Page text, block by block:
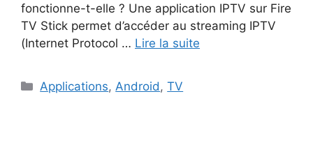
fonctionne-t-elle ? Une application IPTV sur Fire
TV Stick permet d’accéder au streaming IPTV
(Internet Protocol … Lire la suite
Catégories
Applications, Android ,TV